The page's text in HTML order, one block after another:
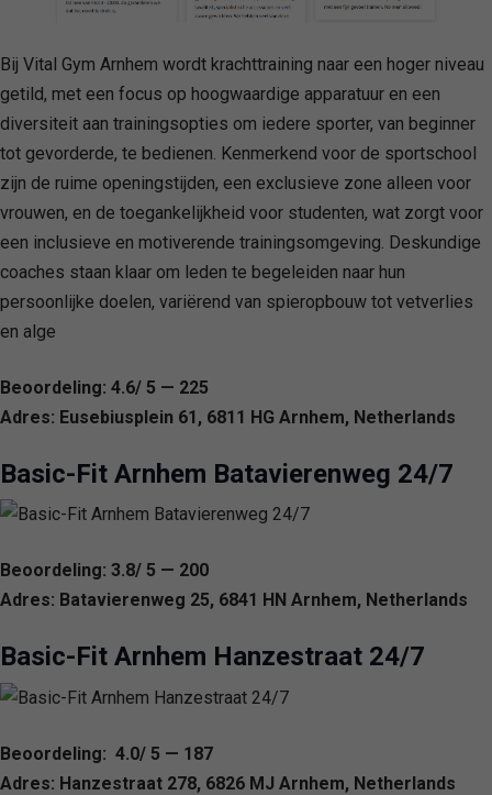
Bij Vital Gym Arnhem wordt krachttraining naar een hoger niveau
getild, met een focus op hoogwaardige apparatuur en een
diversiteit aan trainingsopties om iedere sporter, van beginner
tot gevorderde, te bedienen. Kenmerkend voor de sportschool
zijn de ruime openingstijden, een exclusieve zone alleen voor
vrouwen, en de toegankelijkheid voor studenten, wat zorgt voor
een inclusieve en motiverende trainingsomgeving. Deskundige
coaches staan klaar om leden te begeleiden naar hun
persoonlijke doelen, variërend van spieropbouw tot vetverlies
en alge
Beoordeling: 4.6/ 5 — 225
Adres: Eusebiusplein 61, 6811 HG Arnhem, Netherlands
Basic-Fit Arnhem Batavierenweg 24/7
Beoordeling: 3.8/ 5 — 200
Adres: Batavierenweg 25, 6841 HN Arnhem, Netherlands
Basic-Fit Arnhem Hanzestraat 24/7
Beoordeling: 4.0/ 5 — 187
Adres: Hanzestraat 278, 6826 MJ Arnhem, Netherlands